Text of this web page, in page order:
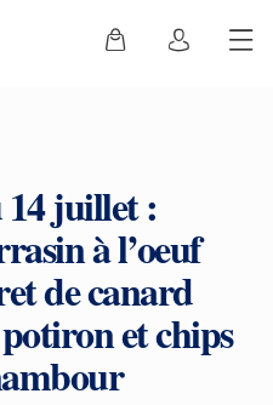
14 juillet :
à l’oeuf
de canard
et chips